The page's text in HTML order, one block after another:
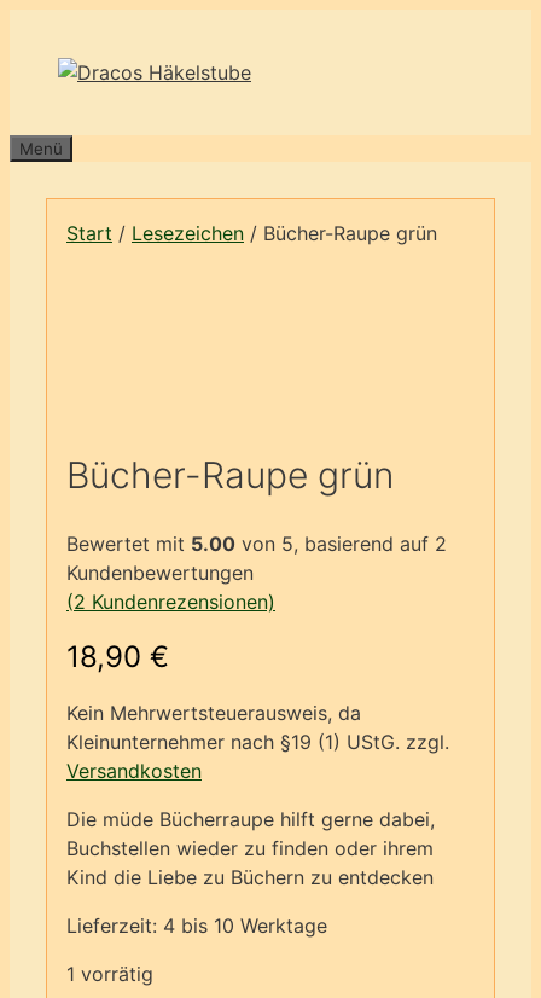
springen
Menü
Start / Lesezeichen / Bücher-Raupe grün
Bücher-Raupe grün
Bewertet mit 5.00 von 5, basierend auf 2
Kundenbewertungen
(2 Kundenrezensionen)
18,90 €
Kein Mehrwertsteuerausweis, da
Kleinunternehmer nach §19 (1) UStG. zzgl.
Versandkosten
Die müde Bücherraupe hilft gerne dabei,
Buchstellen wieder zu finden oder ihrem
Kind die Liebe zu Büchern zu entdecken
Lieferzeit: 4 bis 10 Werktage
1 vorrätig